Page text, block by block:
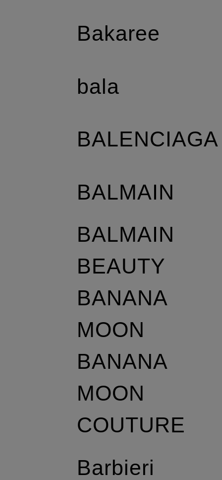
Bakaree
bala
BALENCIAGA
BALMAIN
BALMAIN
BEAUTY
BANANA
MOON
BANANA
MOON
COUTURE
Barbieri